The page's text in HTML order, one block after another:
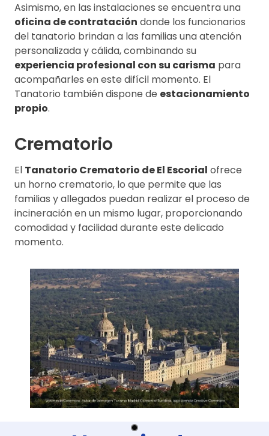
Asimismo, en las instalaciones se encuentra una
oficina de contratación donde los funcionarios
del tanatorio brindan a las familias una atención
personalizada y cálida, combinando su
experiencia profesional con su carisma para
acompañarles en este difícil momento. El
Tanatorio también dispone de estacionamiento
propio.
Crematorio
El Tanatorio Crematorio de El Escorial ofrece
un horno crematorio, lo que permite que las
familias y allegados puedan realizar el proceso de
incineración en un mismo lugar, proporcionando
comodidad y facilidad durante este delicado
momento.